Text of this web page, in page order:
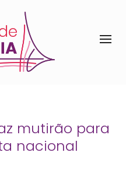
mutirão para
nacional